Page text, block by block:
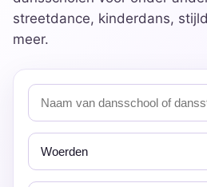
streetdance, kinderdans,
meer.